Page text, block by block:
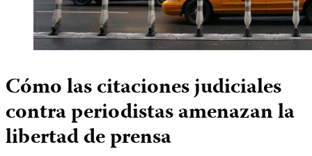
Cómo las citaciones judiciales
contra periodistas amenazan la
libertad de prensa